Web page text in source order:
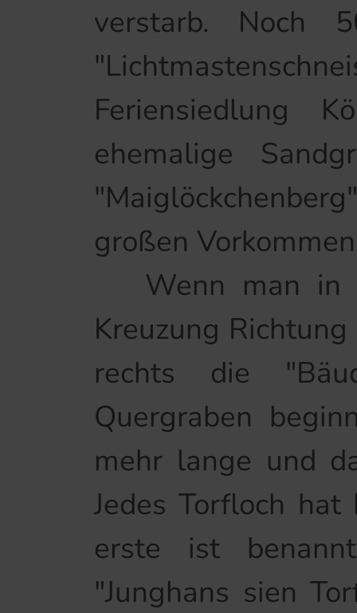
verstarb. Noch
Feriensiedlung
ehemalige
großen
Wenn man in
Kreuzung
rechts die
Quergraben
mehr lange und
Jedes Torfloch
erste ist
"Junghans sien